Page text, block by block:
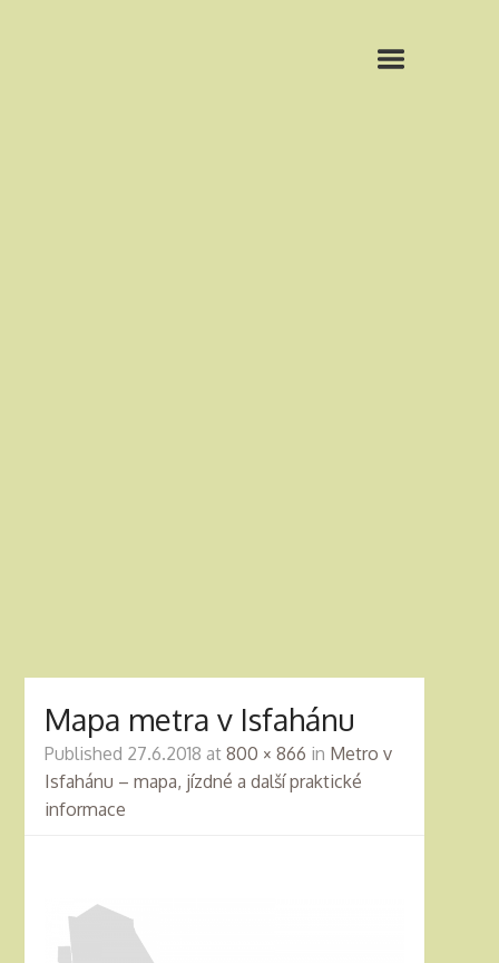
Mapa metra v Isfahánu
Published 27.6.2018 at800 × 866 in Metro v
Isfahánu – mapa, jízdné a další praktické
informace